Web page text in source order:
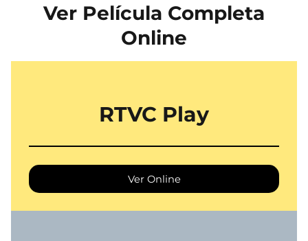
Ver Película Completa
Online
RTVC Play
Ver Online